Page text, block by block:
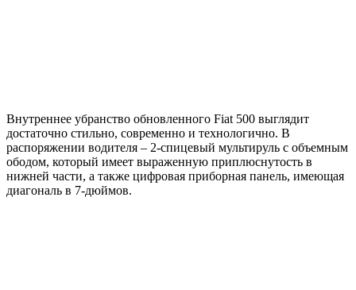
Внутреннее убранство обновленного Fiat 500 выглядит
достаточно стильно, современно и технологично. В
распоряжении водителя – 2-спицевый мультируль с объемным
ободом, который имеет выраженную приплюснутость в
нижней части, а также цифровая приборная панель, имеющая
диагональ в 7-дюймов.